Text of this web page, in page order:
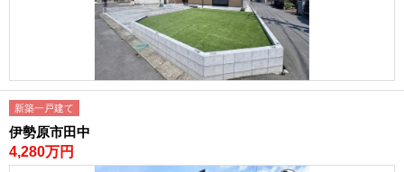
新築一戸建て
伊勢原市田中
4,280万円